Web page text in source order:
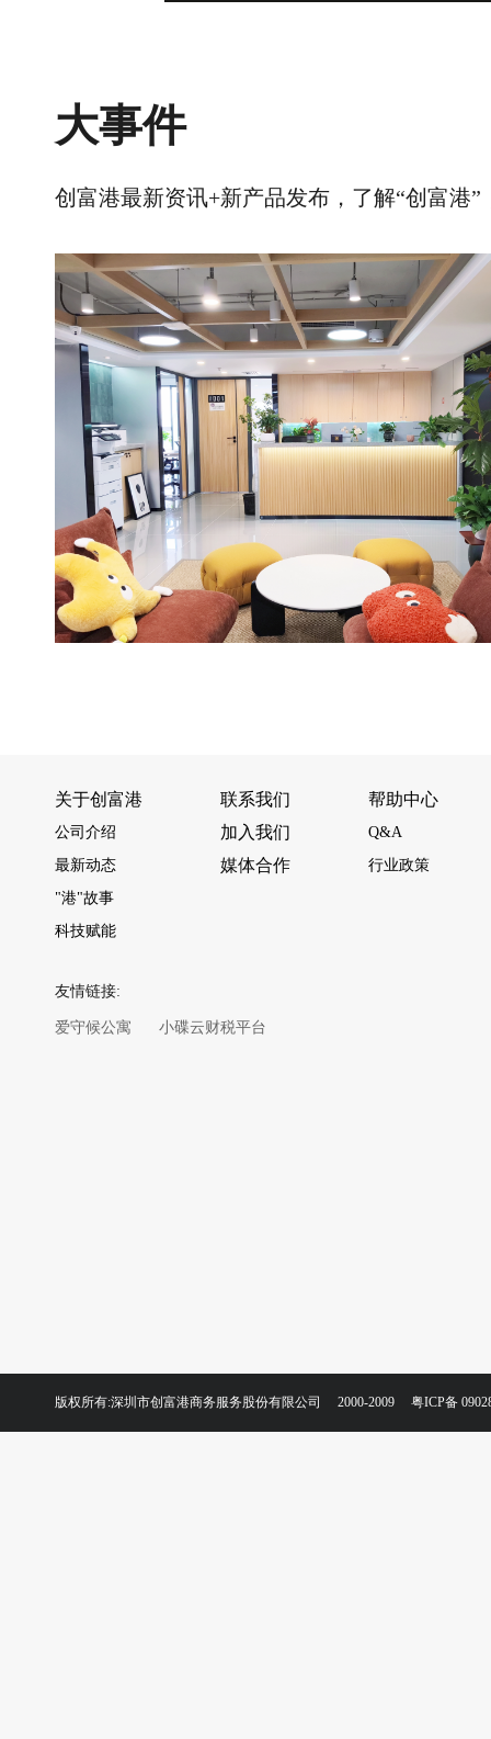
大事件
创富港最新资讯+新产品发布，了解“创富港
关于创富港
公司介绍
最新动态
"港"故事
科技赋能
联系我们
加入我们
媒体合作
帮助中心
Q&A
行业政策
友情链接:
爱守候公寓 小碟云财税平台
版权所有:深圳市创富港商务服务股份有限公司 2000-2009 粤ICP备